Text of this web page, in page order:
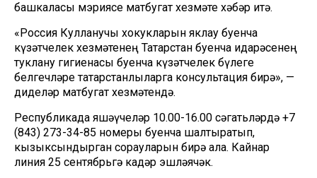
башкаласы мэриясе матбугат хезмәте хәбәр итә.
«Россия Кулланучы хокукларын яклау буенча
күзәтчелек хезмәтенең Татарстан буенча идарәсенең
туклану гигиенасы буенча күзәтчелек бүлеге
белгечләре татарстанлыларга консультация бирә», —
диделәр матбугат хезмәтендә.
Республикада яшәүчеләр 10.00-16.00 сәгатьләрдә +7
(843) 273-34-85 номеры буенча шалтыратып,
кызыксындырган сорауларын бирә ала. Кайнар
линия 25 сентябрьгә кадәр эшләячәк.